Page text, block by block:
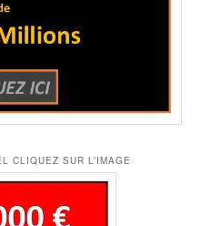
CLIQUEZ SUR L’IMAGE